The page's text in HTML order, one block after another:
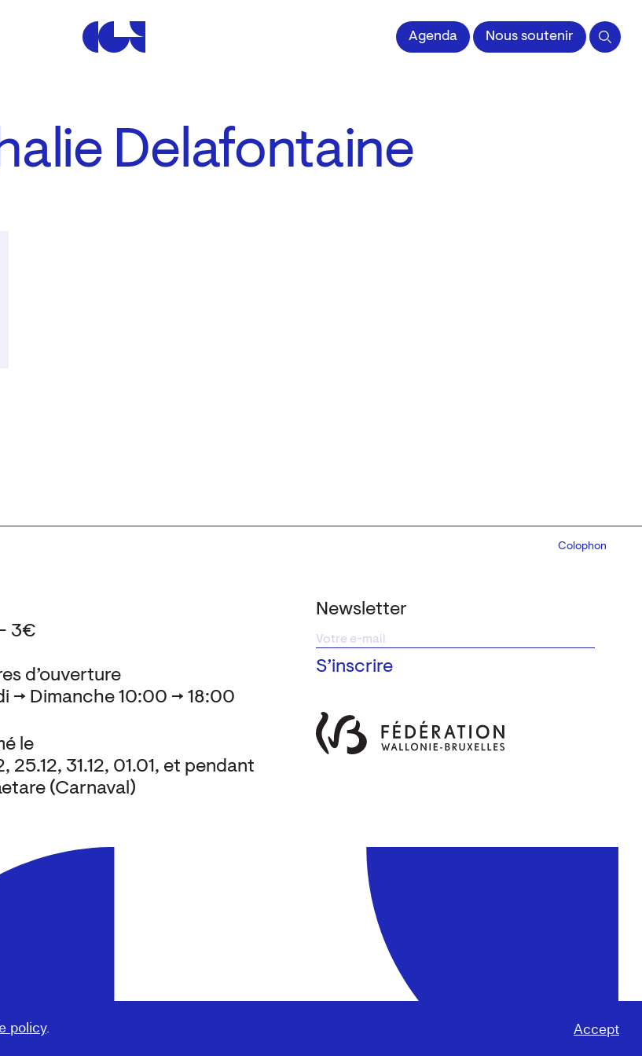
Centre de la Gravure et de l'Image impriméeAgenda Nous soutenir
policy. Accept
Delafontaine
Newsletter
d’ouverture
→ Dimanche 10:00 → 18:00
le
25.12, 31.12, 01.01, et pendant
(Carnaval)
3€
Colophon
Design:Marcel